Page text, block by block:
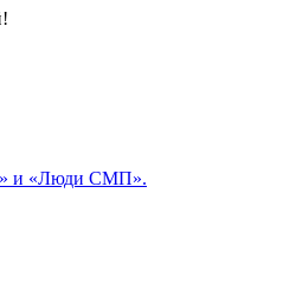
и «Люди СМП».